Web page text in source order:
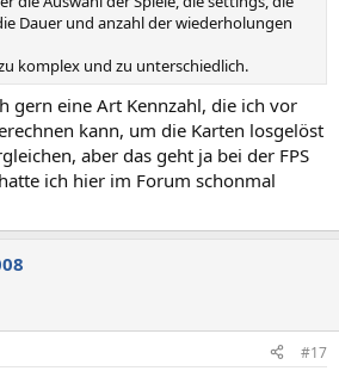
Dauer und anzahl der wiederholungen
komplex und zu unterschiedlich.
gern eine Art Kennzahl, die ich vor
kann, um die Karten losgelöst
aber das geht ja bei der FPS
ich hier im Forum schonmal
#17